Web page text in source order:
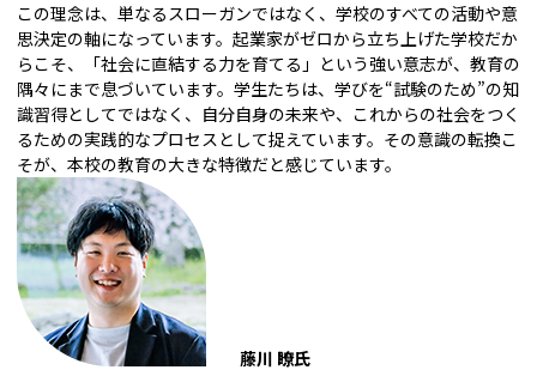
この理念は、単なるスローガンではなく、学校のすべての活動や意
思決定の軸になっています。起業家がゼロから立ち上げた学校だか
らこそ、「社会に直結する力を育てる」という強い意志が、教育の
隅々にまで息づいています。学生たちは、学びを“試験のため”の知
識習得としてではなく、自分自身の未来や、これからの社会をつく
るための実践的なプロセスとして捉えています。その意識の転換こ
そが、本校の教育の大きな特徴だと感じています。
藤川 瞭氏